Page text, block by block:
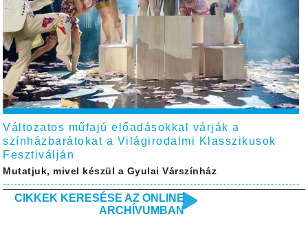
Változatos műfajú előadásokkal várják a
színházbarátokat a Világirodalmi Klasszikusok
Fesztiválján
Mutatjuk, mivel készül a Gyulai Várszínház
CIKKEK KERESÉSE AZ ONLINE
ARCHÍVUMBAN